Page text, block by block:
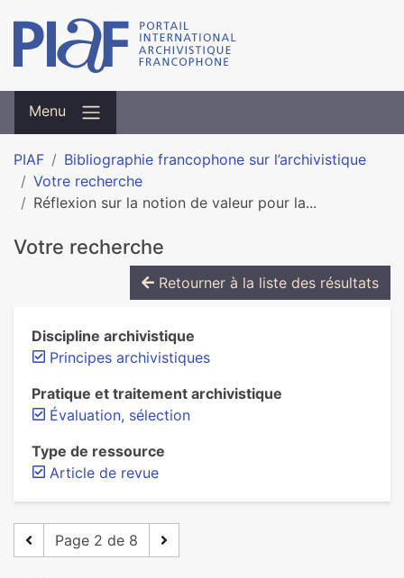
Menu
PIAF
Bibliographie francophone sur l’archivistique
Votre recherche
Réflexion sur la notion de valeur pour la...
Votre recherche
Retourner à la liste des résultats
Discipline archivistique
Principes archivistiques
Pratique et traitement archivistique
Évaluation, sélection
Type de ressource
Article de revue
Page 2 de 8